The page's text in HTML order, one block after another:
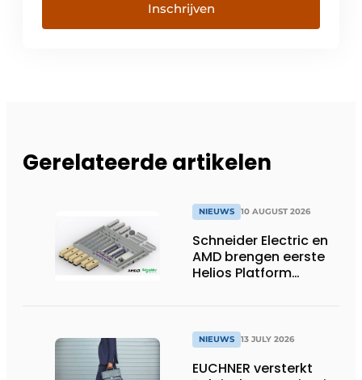
Inschrijven
Gerelateerde artikelen
NIEUWS 10 AUGUST 2026
Schneider Electric en
AMD brengen eerste
Helios Platform
versnellen
NIEUWS 13 JULY 2026
EUCHNER versterkt